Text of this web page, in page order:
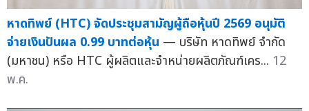
หาดทิพย์ (HTC) จัดประชุมสามัญผู้ถือหุ้นปี 2569 อนุมัติ
จ่ายเงินปันผล 0.99 บาทต่อหุ้น — บริษัท หาดทิพย์ จำกัด
(มหาชน) หรือ HTC ผู้ผลิตและจำหน่ายผลิตภัณฑ์เคร... 12
พ.ค.